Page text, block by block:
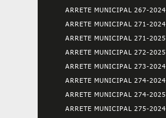
ARRETE MUNICIPAL 267-2024
ARRETE MUNICIPAL 271-2024
ARRETE MUNICIPAL 271-2025
ARRETE MUNICIPAL 272-2025
ARRETE MUNICIPAL 273-2024
ARRETE MUNICIPAL 274-2024
ARRETE MUNICIPAL 274-2025
ARRETE MUNICIPAL 275-2024